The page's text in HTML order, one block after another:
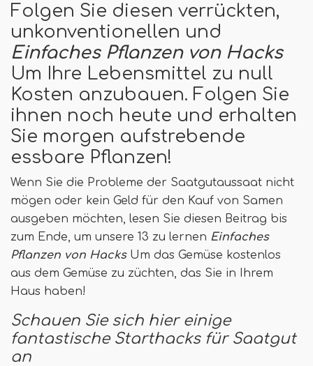
Folgen Sie diesen verrückten,
unkonventionellen und
Einfaches Pflanzen von Hacks
Um Ihre Lebensmittel zu null
Kosten anzubauen. Folgen Sie
ihnen noch heute und erhalten
Sie morgen aufstrebende
essbare Pflanzen!
Wenn Sie die Probleme der Saatgutaussaat nicht
mögen oder kein Geld für den Kauf von Samen
ausgeben möchten, lesen Sie diesen Beitrag bis
zum Ende, um unsere 13 zu lernen Einfaches
Pflanzen von HacksUm das Gemüse kostenlos
aus dem Gemüse zu züchten, das Sie in Ihrem
Haus haben!
Schauen Sie sich hier einige
fantastische Starthacks für Saatgut
an